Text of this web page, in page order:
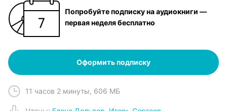
Попробуйте подписку на аудиокниги —
первая неделя бесплатно
Оформить подписку
11 часов 2 минуты, 606 МБ